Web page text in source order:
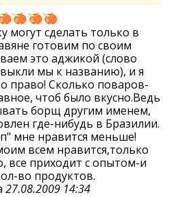
могут сделать только в
готовим по своим
это аджикой (слово
мы к названию), и я
право! Сколько поваров-
чтоб было вкусно.Ведь
борщ другим именем,
где-нибудь в Бразилии.
мне нравится меньше!
всем нравится,только
все приходит с опытом-и
во продуктов.
27.08.2009 14:34